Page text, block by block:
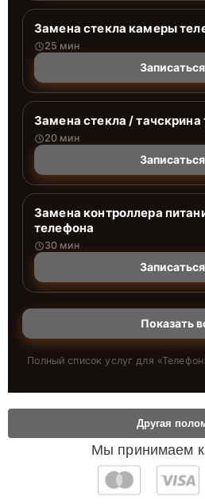
Замена стекла камеры
25 мин
Записаться
Замена стекла / тачскрина
20 мин
Записаться
Замена контроллера
телефона
30 мин
Записаться
Показать
Полный список услуг для «Телефон
Мы принимаем к
Другая